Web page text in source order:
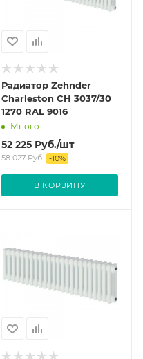
Радиатор Zehnder
Charleston CH 3037/30
1270 RAL 9016
Много
52 225Руб./шт
58 027Руб. -10%
В КОРЗИНУ